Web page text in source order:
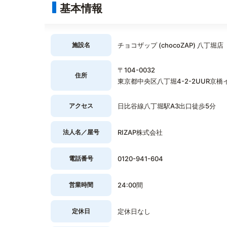
基本情報
施設名 チョコザップ (chocoZAP) 八丁堀店
住所
〒104-0032
東京都中央区八丁堀4-2-2UUR京橋
アクセス 日比谷線八丁堀駅A3出口徒歩5分
法人名／屋号 RIZAP株式会社
電話番号 0120-941-604
営業時間 24:00間
定休日 定休日なし